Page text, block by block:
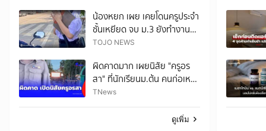
น้องหยก เผย เคยโดนครูประจำ
ชั้นเหยียด จบ ม.3 ยังทำงาน
ร้านสะดวกซื้อไม่ได้
TOJO NEWS
ผิดคาดมาก เผยนิสัย "ครูอร
สา" ที่นักเรียนม.ต้น คนก่อเหตุ
เดินตามหา
TNews
ดูเพิ่ม